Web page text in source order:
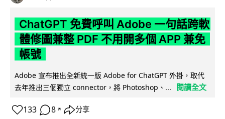
ChatGPT 免費呼叫 Adobe 一句話跨軟
體修圖兼整 PDF 不用開多個 APP 兼免
帳號
Adobe 宣布推出全新統一版 Adobe for ChatGPT 外掛，取代
去年推出三個獨立 connector，將 Photoshop、...
閱讀全文
133 8 ↗ 分享